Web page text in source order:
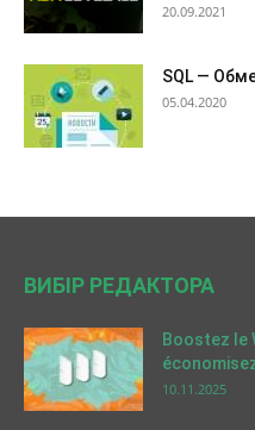
20.09.2021
SQL —
05.04.2020
ВИБІР РЕДАКТОРА
Boostez le
10.11.2025